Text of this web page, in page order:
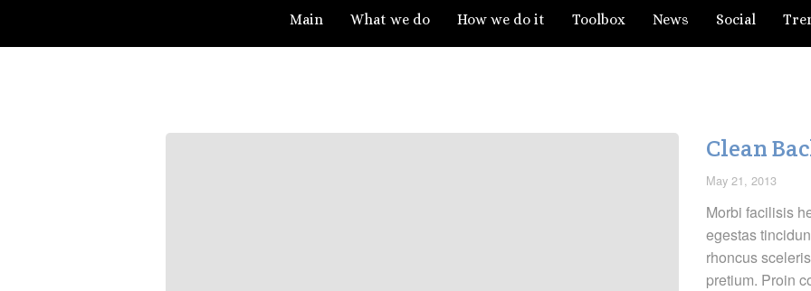
Main What we do How we do it Toolbox News Social
Clean
May 21, 2013
Morbi facilisis
egestas
rhoncus
pretium. Proin